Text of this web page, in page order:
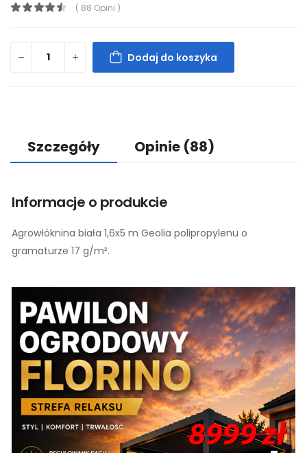
( 88 Opini )
Dodaj do koszyka
Szczegóły Opinie (88)
Informacje o produkcie
Agrowłóknina biała 1,6x5 m Geolia polipropylenu o
gramaturze 17 g/m².